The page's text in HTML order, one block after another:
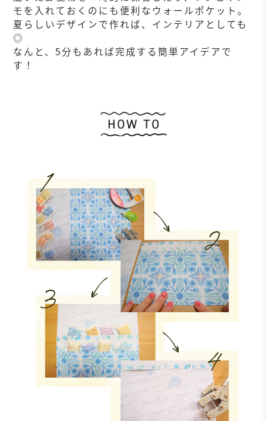
モを入れておくのにも便利なウォールポケット。
夏らしいデザインで作れば、インテリアとしても
◎
なんと、5分もあれば完成する簡単アイデアで
す！